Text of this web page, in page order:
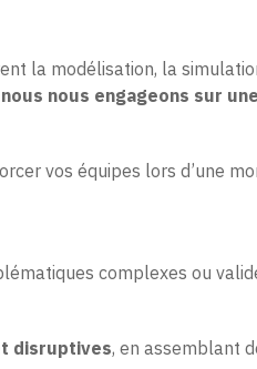
la modélisation, la
nous engageons sur
vos équipes lors d’une
complexes ou
disruptives, en assemblant